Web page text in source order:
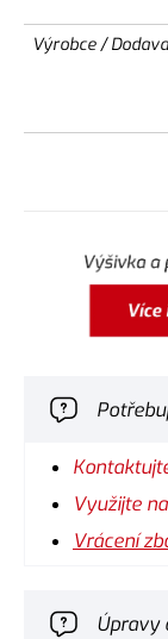
Výrobce /
Využijte
Vrácení
Úpravy